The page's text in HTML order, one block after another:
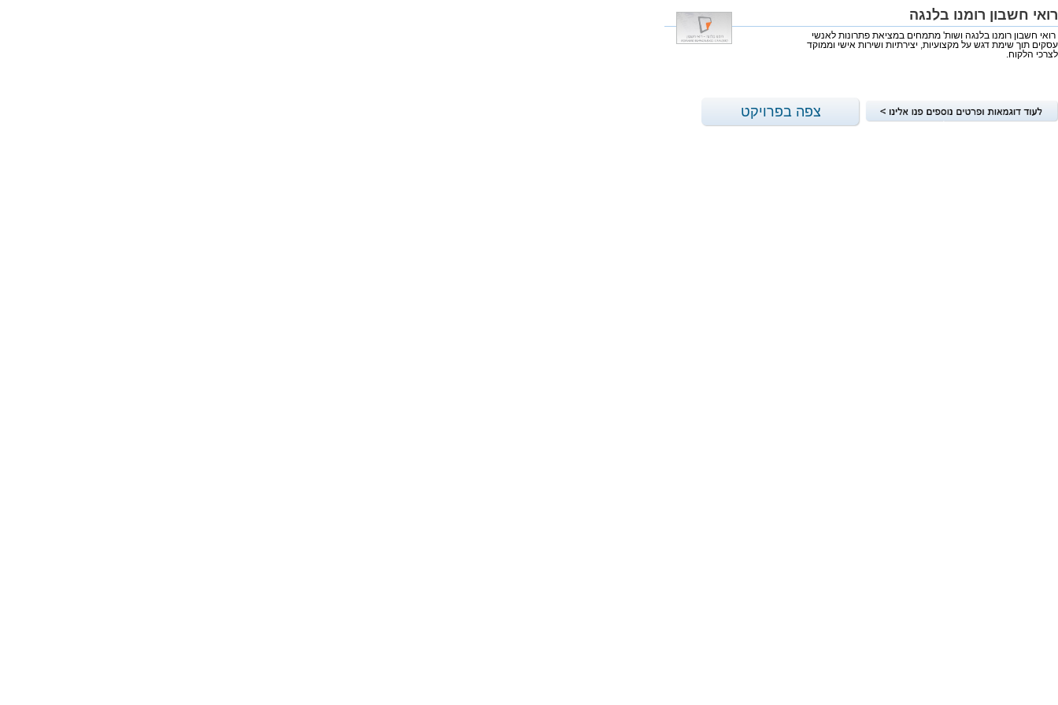
רואי חשבון רומנו בלנגה
רואי חשבון רומנו בלנגה ושות' מתמחים במציאת פתרונות לאנשי
עסקים תוך שימת דגש על מקצועיות, יצירתיות ושירות אישי וממוקד
לצרכי הלקוח.
צפה בפרויקט